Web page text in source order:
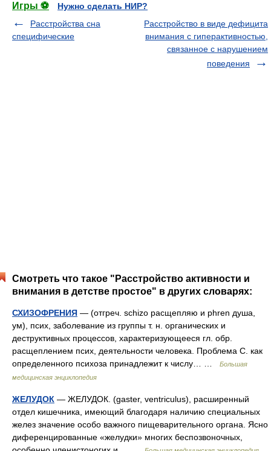
Игры ⚽
Нужно сделать НИР?
Расстройства сна
специфические
Расстройство в виде дефицита
внимания с гиперактивностью,
связанное с нарушением
поведения
Смотреть что такое "Расстройство активности и
внимания в детстве простое" в других словарях:
СХИЗОФРЕНИЯ — (отгреч. schizo расщепляю и phren душа,
ум), псих, заболевание из группы т. н. органических и
деструктивных процессов, характеризующееся гл. обр.
расщеплением псих, деятельности человека. Проблема С. как
определенного психоза принадлежит к числу… …
Большая
медицинская энциклопедия
ЖЕЛУДОК — ЖЕЛУДОК. (gaster, ventriculus), расширенный
отдел кишечника, имеющий благодаря наличию специальных
желез значение особо важного пищеварительного органа. Ясно
диференцированные «желудки» многих беспозвоночных,